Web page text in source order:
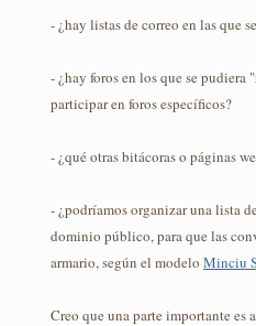
- ¿hay listas de correo en las que
- ¿hay foros en los que se pudiera
participar en foros específicos?
- ¿qué otras bitácoras o páginas
- ¿podríamos organizar una lista
dominio público, para que las
armario, según el modelo Minciu
Creo que una parte importante es